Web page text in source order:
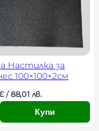
Настилка за
100×100×2см
/ 88,01 лв.
Купи